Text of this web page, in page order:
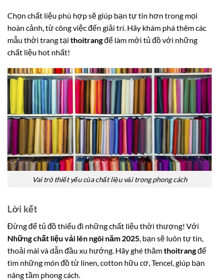
Chọn chất liệu phù hợp sẽ giúp bạn tự tin hơn trong mọi
hoàn cảnh, từ công việc đến giải trí. Hãy khám phá thêm các
mẫu thời trang tại thoitrangđể làm mới tủ đồ với những
chất liệu hot nhất!
Vai trò thiết yếu của chất liệu vải trong phong cách
Lời kết
Đừng để tủ đồ thiếu đi những chất liệu thời thượng! Với
Những chất liệu vải lên ngôi năm 2025, bạn sẽ luôn tự tin,
thoải mái và dẫn đầu xu hướng. Hãy ghé thămthoitrangđể
tìm những món đồ từ linen, cotton hữu cơ, Tencel, giúp bạn
nâng tầm phong cách.